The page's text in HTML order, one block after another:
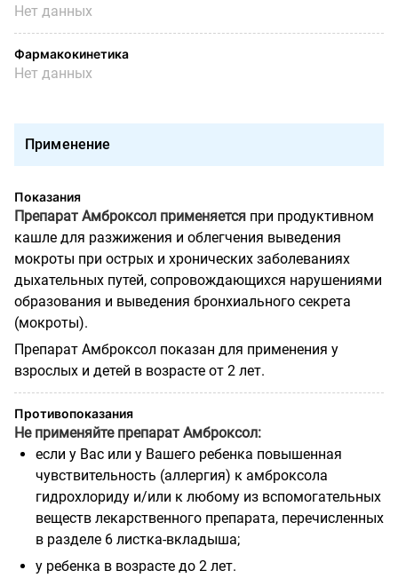
Нет данных
Фармакокинетика
Нет данных
Применение
Показания
Препарат Амброксол применяется при продуктивном
кашле для разжижения и облегчения выведения
мокроты при острых и хронических заболеваниях
дыхательных путей, сопровождающихся нарушениями
образования и выведения бронхиального секрета
(мокроты).
Препарат Амброксол показан для применения у
взрослых и детей в возрасте от 2 лет.
Противопоказания
Не применяйте препарат Амброксол:
если у Вас или у Вашего ребенка повышенная
чувствительность (аллергия) к амброксола
гидрохлориду и/или к любому из вспомогательных
веществ лекарственного препарата, перечисленных
в разделе 6 листка-вкладыша;
у ребенка в возрасте до 2 лет.